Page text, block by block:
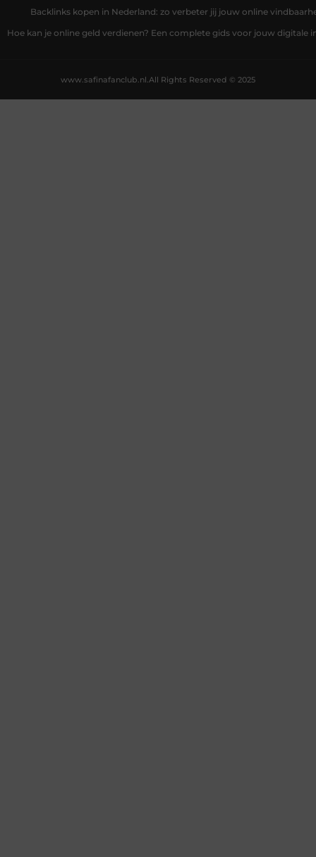
Backlinks kopen in Nederland: zo verbeter jij jouw online
Hoe kan je online geld verdienen? Een complete gids voor jouw digitale
All Rights Reserved © 2025
www.safinafanclub.nl.